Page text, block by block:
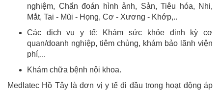
nghiệm, Chẩn đoán hình ảnh, Sản, Tiêu hóa, Nhi,
Mắt, Tai - Mũi - Họng, Cơ - Xương - Khớp,..
Các dịch vụ y tế: Khám sức khỏe định kỳ cơ
quan/doanh nghiệp, tiêm chủng, khám bảo lãnh viện
phí,...
Khám chữa bệnh nội khoa.
Medlatec Hồ Tây là đơn vị y tế đi đầu trong hoạt động áp